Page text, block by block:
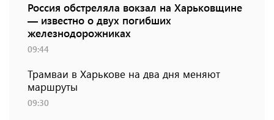
Россия обстреляла вокзал на Харьковщине
— известно о двух погибших
железнодорожниках
09:44
Трамваи в Харькове на два дня меняют
маршруты
09:30